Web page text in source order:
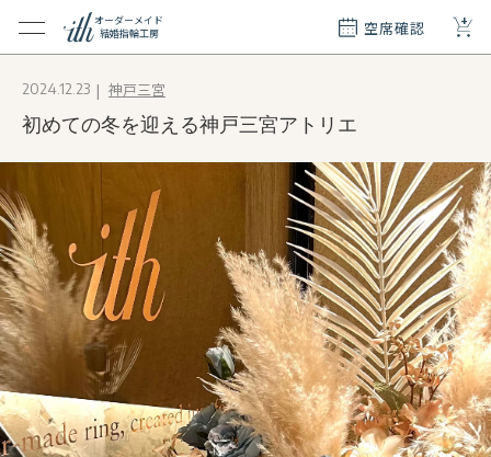
オーダーメイド
結婚指輪工房
空席確認 +
メイド
ー
問
2024.12.23 神戸三宮
初めての冬を迎える神戸三宮アトリエ